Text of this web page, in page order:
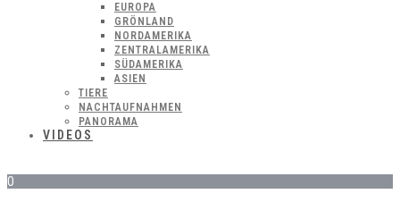
EUROPA
GRÖNLAND
NORDAMERIKA
ZENTRALAMERIKA
SÜDAMERIKA
ASIEN
TIERE
NACHTAUFNAHMEN
PANORAMA
VIDEOS
0